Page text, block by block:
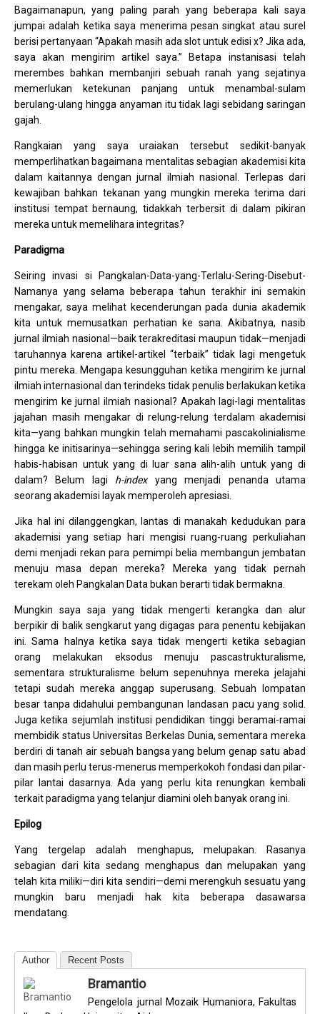
Bagaimanapun, yang paling parah yang beberapa kali saya
jumpai adalah ketika saya menerima pesan singkat atau surel
berisi pertanyaan “Apakah masih ada slot untuk edisi x? Jika ada,
saya akan mengirim artikel saya.” Betapa instanisasi telah
merembes bahkan membanjiri sebuah ranah yang sejatinya
memerlukan ketekunan panjang untuk menambal-sulam
berulang-ulang hingga anyaman itu tidak lagi sebidang saringan
gajah.
Rangkaian yang saya uraiakan tersebut sedikit-banyak
memperlihatkan bagaimana mentalitas sebagian akademisi kita
dalam kaitannya dengan jurnal ilmiah nasional. Terlepas dari
kewajiban bahkan tekanan yang mungkin mereka terima dari
institusi tempat bernaung, tidakkah terbersit di dalam pikiran
mereka untuk memelihara integritas?
Paradigma
Seiring invasi si Pangkalan-Data-yang-Terlalu-Sering-Disebut-
Namanya yang selama beberapa tahun terakhir ini semakin
mengakar, saya melihat kecenderungan pada dunia akademik
kita untuk memusatkan perhatian ke sana. Akibatnya, nasib
jurnal ilmiah nasional—baik terakreditasi maupun tidak—menjadi
taruhannya karena artikel-artikel “terbaik” tidak lagi mengetuk
pintu mereka. Mengapa kesungguhan ketika mengirim ke jurnal
ilmiah internasional dan terindeks tidak penulis berlakukan ketika
mengirim ke jurnal ilmiah nasional? Apakah lagi-lagi mentalitas
jajahan masih mengakar di relung-relung terdalam akademisi
kita—yang bahkan mungkin telah memahami pascakolinialisme
hingga ke initisarinya—sehingga sering kali lebih memilih tampil
habis-habisan untuk yang di luar sana alih-alih untuk yang di
dalam? Belum lagi h-indexyang menjadi penanda utama
seorang akademisi layak memperoleh apresiasi.
Jika hal ini dilanggengkan, lantas di manakah kedudukan para
akademisi yang setiap hari mengisi ruang-ruang perkuliahan
demi menjadi rekan para pemimpi belia membangun jembatan
menuju masa depan mereka? Mereka yang tidak pernah
terekam oleh Pangkalan Data bukan berarti tidak bermakna.
Mungkin saya saja yang tidak mengerti kerangka dan alur
berpikir di balik sengkarut yang digagas para penentu kebijakan
ini. Sama halnya ketika saya tidak mengerti ketika sebagian
orang melakukan eksodus menuju pascastrukturalisme,
sementara strukturalisme belum sepenuhnya mereka jelajahi
tetapi sudah mereka anggap superusang. Sebuah lompatan
besar tanpa didahului pembangunan landasan pacu yang solid.
Juga ketika sejumlah institusi pendidikan tinggi beramai-ramai
membidik status Universitas Berkelas Dunia, sementara mereka
berdiri di tanah air sebuah bangsa yang belum genap satu abad
dan masih perlu terus-menerus memperkokoh fondasi dan pilar-
pilar lantai dasarnya. Ada yang perlu kita renungkan kembali
terkait paradigma yang telanjur diamini oleh banyak orang ini.
Epilog
Yang tergelap adalah menghapus, melupakan. Rasanya
sebagian dari kita sedang menghapus dan melupakan yang
telah kita miliki—diri kita sendiri—demi merengkuh sesuatu yang
mungkin baru menjadi hak kita beberapa dasawarsa
mendatang.
Author Recent Posts
Bramantio
Pengelola jurnal Mozaik Humaniora, Fakultas